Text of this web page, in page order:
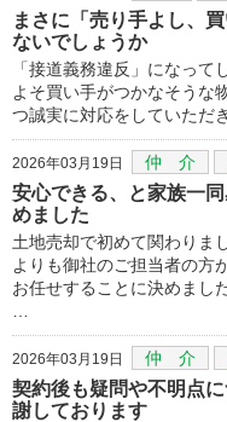
まさに「売り手よし、
ないでしょうか
「接道義務違反」になっ
よそ買い手がつかなそうな
つ誠実に対応をしていただ
2026年03月19日 仲 介
安心できる、と家族一
めました
土地売却で初めて関わりま
よりも御社のご担当者の方
お任せすることに決めました
2026年03月19日 仲 介
契約後も疑問や不明点
謝しております